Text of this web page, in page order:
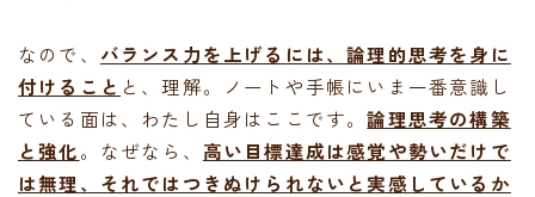
なので、 バランス力を上げるには、論理的思考を身に
付けること と、理解。ノートや手帳にいま一番意識し
ている面は、わたし自身はここです。論理思考の構築
と強化。なぜなら、 高い目標達成は感覚や勢いだけで
は無理、それではつきぬけられないと実感しているか